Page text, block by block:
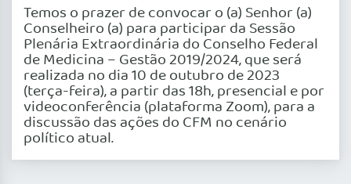
Temos o prazer de convocar o (a) Senhor (a)
Conselheiro (a) para participar da Sessão
Plenária Extraordinária do Conselho Federal
de Medicina – Gestão 2019/2024, que será
realizada no dia 10 de outubro de 2023
(terça-feira), a partir das 18h, presencial e por
videoconferência (plataforma Zoom), para a
discussão das ações do CFM no cenário
político atual.